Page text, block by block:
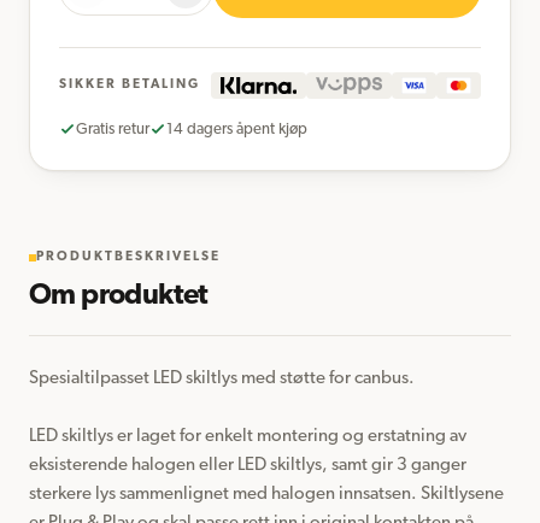
SIKKER BETALING
Gratis retur 14 dagers åpent kjøp
PRODUKTBESKRIVELSE
Om produktet
Spesialtilpasset LED skiltlys med støtte for canbus.
LED skiltlys er laget for enkelt montering og erstatning av
eksisterende halogen eller LED skiltlys, samt gir 3 ganger
sterkere lys sammenlignet med halogen innsatsen. Skiltlysene